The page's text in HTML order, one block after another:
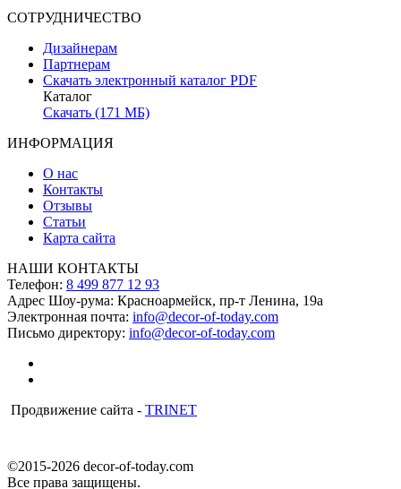
СОТРУДНИЧЕСТВО
Дизайнерам
Партнерам
Скачать электронный каталог PDF
Каталог
Скачать (171 МБ)
ИНФОРМАЦИЯ
О нас
Контакты
Отзывы
Статьи
Карта сайта
НАШИ КОНТАКТЫ
Телефон: 8 499 877 12 93
Адрес Шоу-рума: Красноармейск, пр-т Ленина, 19а
Электронная почта: info@decor-of-today.com
Письмо директору: info@decor-of-today.com
Продвижение сайта - TRINET
©2015-2026 decor-of-today.com
Все права защищены.